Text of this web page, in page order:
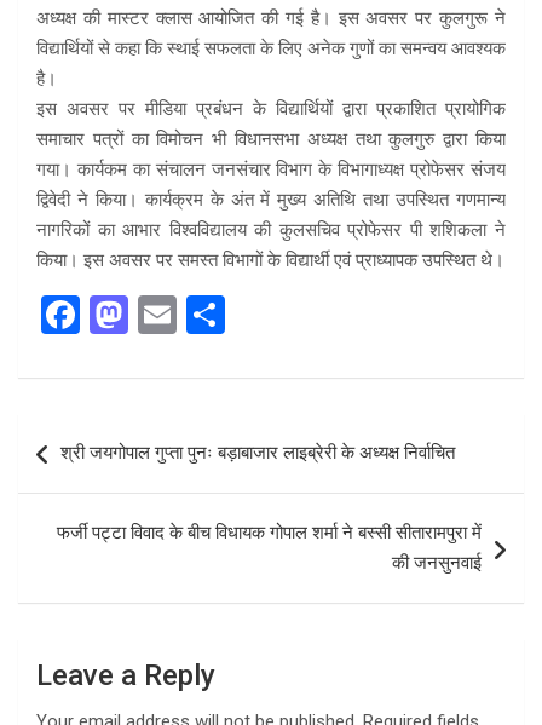
अध्यक्ष की मास्टर क्लास आयोजित की गई है। इस अवसर पर कुलगुरू ने
विद्यार्थियों से कहा कि स्थाई सफलता के लिए अनेक गुणों का समन्वय आवश्यक
है।
इस अवसर पर मीडिया प्रबंधन के विद्यार्थियों द्वारा प्रकाशित प्रायोगिक
समाचार पत्रों का विमोचन भी विधानसभा अध्यक्ष तथा कुलगुरु द्वारा किया
गया। कार्यकम का संचालन जनसंचार विभाग के विभागाध्यक्ष प्रोफेसर संजय
द्विवेदी ने किया। कार्यक्रम के अंत में मुख्य अतिथि तथा उपस्थित गणमान्य
नागरिकों का आभार विश्वविद्यालय की कुलसचिव प्रोफेसर पी शशिकला ने
किया। इस अवसर पर समस्त विभागों के विद्यार्थी एवं प्राध्यापक उपस्थित थे।
F
ce
b
o
o
k
M
st
d
o
n
E
ail ar
navigation
श्री जयगोपाल गुप्ता पुनः बड़ाबाजार लाइब्रेरी के अध्यक्ष निर्वाचित
फर्जी पट्टा विवाद के बीच विधायक गोपाल शर्मा ने बस्सी सीतारामपुरा में
की जनसुनवाई
Leave a Reply